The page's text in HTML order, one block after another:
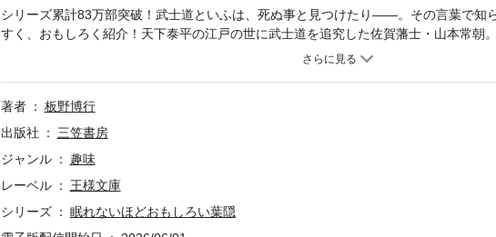
シリーズ累計83万部突破！武士道といふは、死ぬ事と見つけたり――。その言葉で知
すく、おもしろく紹介！天下泰平の江戸の世に武士道を追究した佐賀藩士・山本常朝
の作法まで、その思想には現代にも通じる“生き方のヒント”が満載！ナビゲーターは
を討ち落とされても「もうひと働き」できる◆ぐにゃつくことなく「大局観」を持っ
見極めたり！◆常日頃から「戦場にいるつもり」で過ごせ
著者
板野博行
出版社
三笠書房
ジャンル
趣味
レーベル
王様文庫
シリーズ
眠れないほどおもしろい葉隠